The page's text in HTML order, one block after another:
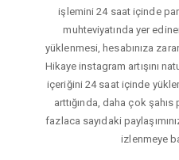
işlemini 24 saat içinde
muhteviyatında yer
yüklenmesi, hesabınıza
Hikaye instagram artışını
içeriğini 24 saat içinde
arttığında, daha çok şahıs
fazlaca sayıdaki
izlenmeye